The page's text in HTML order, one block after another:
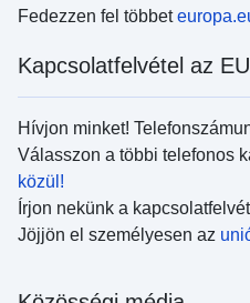
Fedezzen fel többet
Kapcsolatfelvétel az
Hívjon minket!
Válasszon a többi telefonos
közül!
Írjon nekünk a
Jöjjön el személyesen az